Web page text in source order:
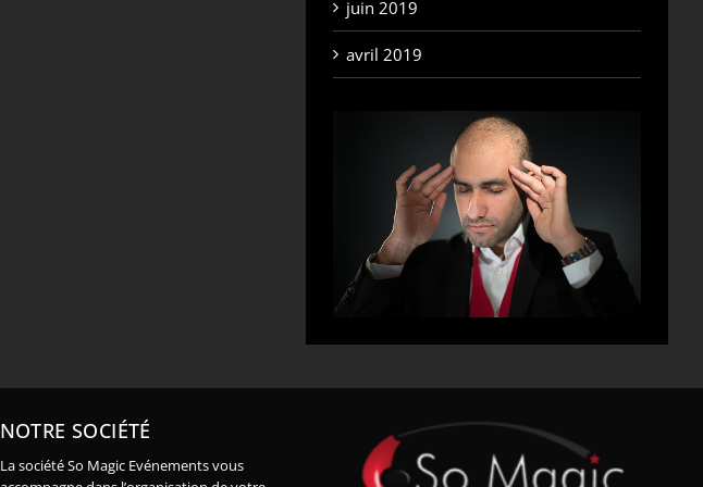
juin 2019
avril 2019
NOTRE SOCIÉTÉ
La société So Magic Evénements vous